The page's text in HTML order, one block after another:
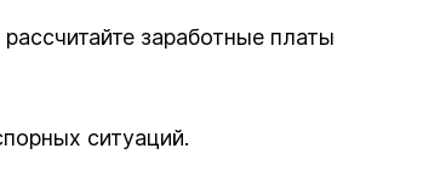
заработные платы
ситуаций.